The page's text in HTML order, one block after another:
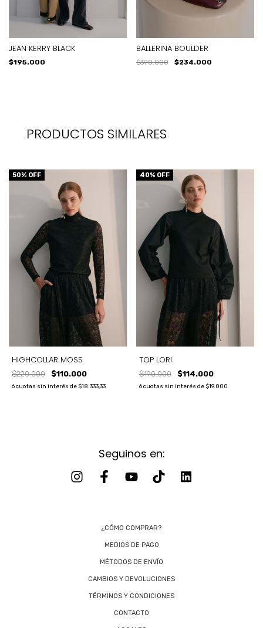
PRODUCTOS SIMILARES
50% OFF
HIGHCOLLAR MOSS
$220.000 $110.000
6cuotas sin interés de $18.333,33
40% OFF
TOP LORI
$190.000 $114.000
6 cuotas sin interés de $19.000
JEAN KERRY BLACK
$195.000
BALLERINA BOULDER
$390.000 $234.000
Seguinos en:
¿CÓMO COMPRAR?
MEDIOS DE PAGO
MÉTODOS DE ENVÍO
CAMBIOS Y DEVOLUCIONES
TÉRMINOS Y CONDICIONES
CONTACTO